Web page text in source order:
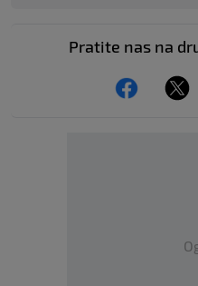
Pratite nas na